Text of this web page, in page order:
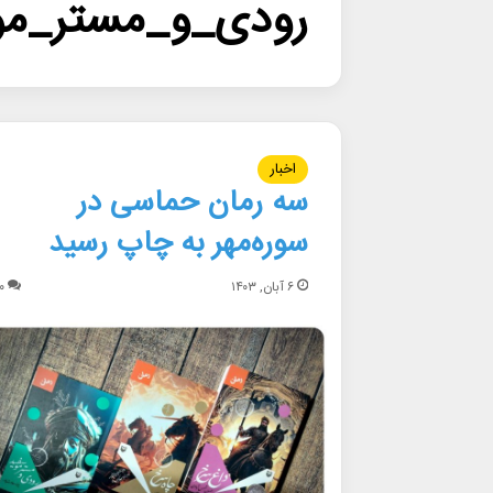
اخبار
سه رمان حماسی در
سوره‌مهر به چاپ رسید
۶ آبان, ۱۴۰۳